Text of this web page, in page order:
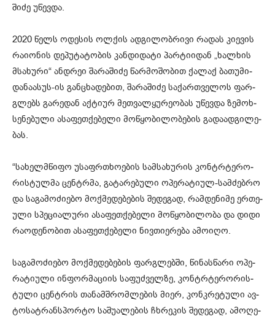
ში­ძე უწევ­და.
2020 წელს ოდე­სის ოლ­ქის ად­გი­ლობ­რი­ვი რა­დას კი­ე­ვის
რა­ი­ო­ნის დე­პუ­ტა­ტო­ბის კან­დი­და­ტი პარ­ტი­ი­დან „ხალ­ხის
მსა­ხუ­რი“ ან­დრეი შა­რა­ში­ძე წარ­მო­შო­ბით ქა­ლაქ ბა­თუ­მი­
და­ნაასუს-ის გან­ცხა­დე­ბით, შა­რა­ში­ძე სა­ქარ­თვე­ლოს ფარ­
გლებს გა­რე­დან აქ­ტი­ურ მეთ­ვალ­ყუ­რე­ო­ბას უწევ­და ზე­მოხ­
სე­ნე­ბუ­ლი ასა­ფეთ­ქე­ბე­ლი მო­წყო­ბი­ლო­ბე­ბის გა­და­ად­გი­ლე­
ბას.
“სა­ხელ­მწი­ფო უსაფრ­თხო­ე­ბის სამ­სა­ხუ­რის კონ­ტრტე­რო­
რის­ტულ­მა ცენ­ტრმა, გა­ტა­რე­ბუ­ლი ოპე­რა­ტი­ულ-სამ­ძებ­რო
და სა­გა­მო­ძი­ე­ბო მოქ­მე­დე­ბე­ბის შე­დე­გად, რამ­დე­ნი­მე ერ­თე­
უ­ლი სპე­ცი­ა­ლუ­რი ასა­ფეთ­ქე­ბე­ლი მო­წყო­ბი­ლო­ბა და დიდი
რა­ო­დე­ნო­ბით ასა­ფეთ­ქე­ბე­ლი ნივ­თი­ე­რე­ბა ამო­ი­ღო.
სა­გა­მო­ძი­ე­ბო მოქ­მე­დე­ბე­ბის ფარ­გლებ­ში, წი­ნას­წა­რი ოპე­
რა­ტი­უ­ლი ინ­ფორ­მა­ცი­ის სა­ფუძ­ველ­ზე, კონ­ტრტე­რო­რის­
ტუ­ლი ცენ­ტრის თა­ნამ­შრომ­ლე­ბის მიერ, კონ­კრე­ტუ­ლი ავ­
ტო­სატ­რან­სპორ­ტო სა­შუ­ა­ლე­ბის ჩხრე­კის შე­დე­გად, ამო­ღე­